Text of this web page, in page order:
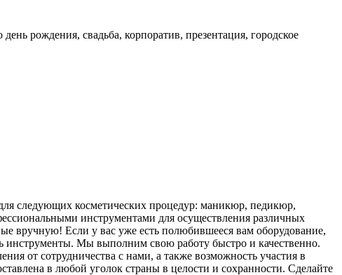
рождения, свадьба, корпоратив, презентация, городское
следующих косметических процедур: маникюр, педикюр,
инструментами для осуществления различных
вручную! Если у вас уже есть полюбившееся вам оборудование,
инструменты. Мы выполним свою работу быстро и качественно.
от сотрудничества с нами, а также возможность участия в
в любой уголок страны в целости и сохранности. Сделайте